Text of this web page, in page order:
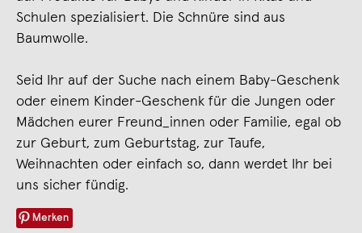
Schulen spezialisiert. Die Schnüre sind aus
Baumwolle.
Seid Ihr auf der Suche nach einem Baby-Geschenk
oder einem Kinder-Geschenk für die Jungen oder
Mädchen eurer Freund_innen oder Familie, egal ob
zur Geburt, zum Geburtstag, zur Taufe,
Weihnachten oder einfach so, dann werdet Ihr bei
uns sicher fündig.
Merken